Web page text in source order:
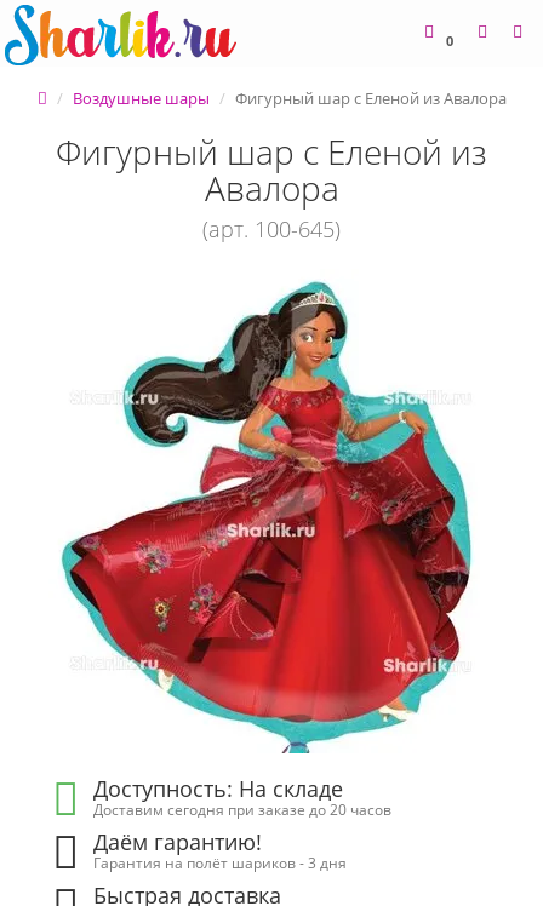
0
Воздушные шары Фигурный шар с Еленой из Авалора
Фигурный шар с Еленой из
Авалора
(арт. 100-645)
Доступность: На складе
Доставим сегодня при заказе до 20 часов
Даём гарантию!
Гарантия на полёт шариков - 3 дня
Быстрая доставка